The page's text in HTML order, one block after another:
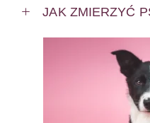
JAK ZMIERZYĆ